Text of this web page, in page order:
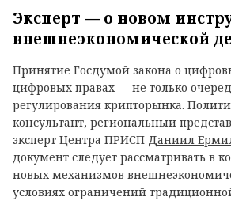
Эксперт — о новом
внешнеэкономической
Принятие Госдумой закона о
цифровых правах — не только
регулирования крипторынка.
консультант, региональный
эксперт Центра ПРИСП Даниил
документ следует рассматривать в
новых механизмов
условиях ограничений